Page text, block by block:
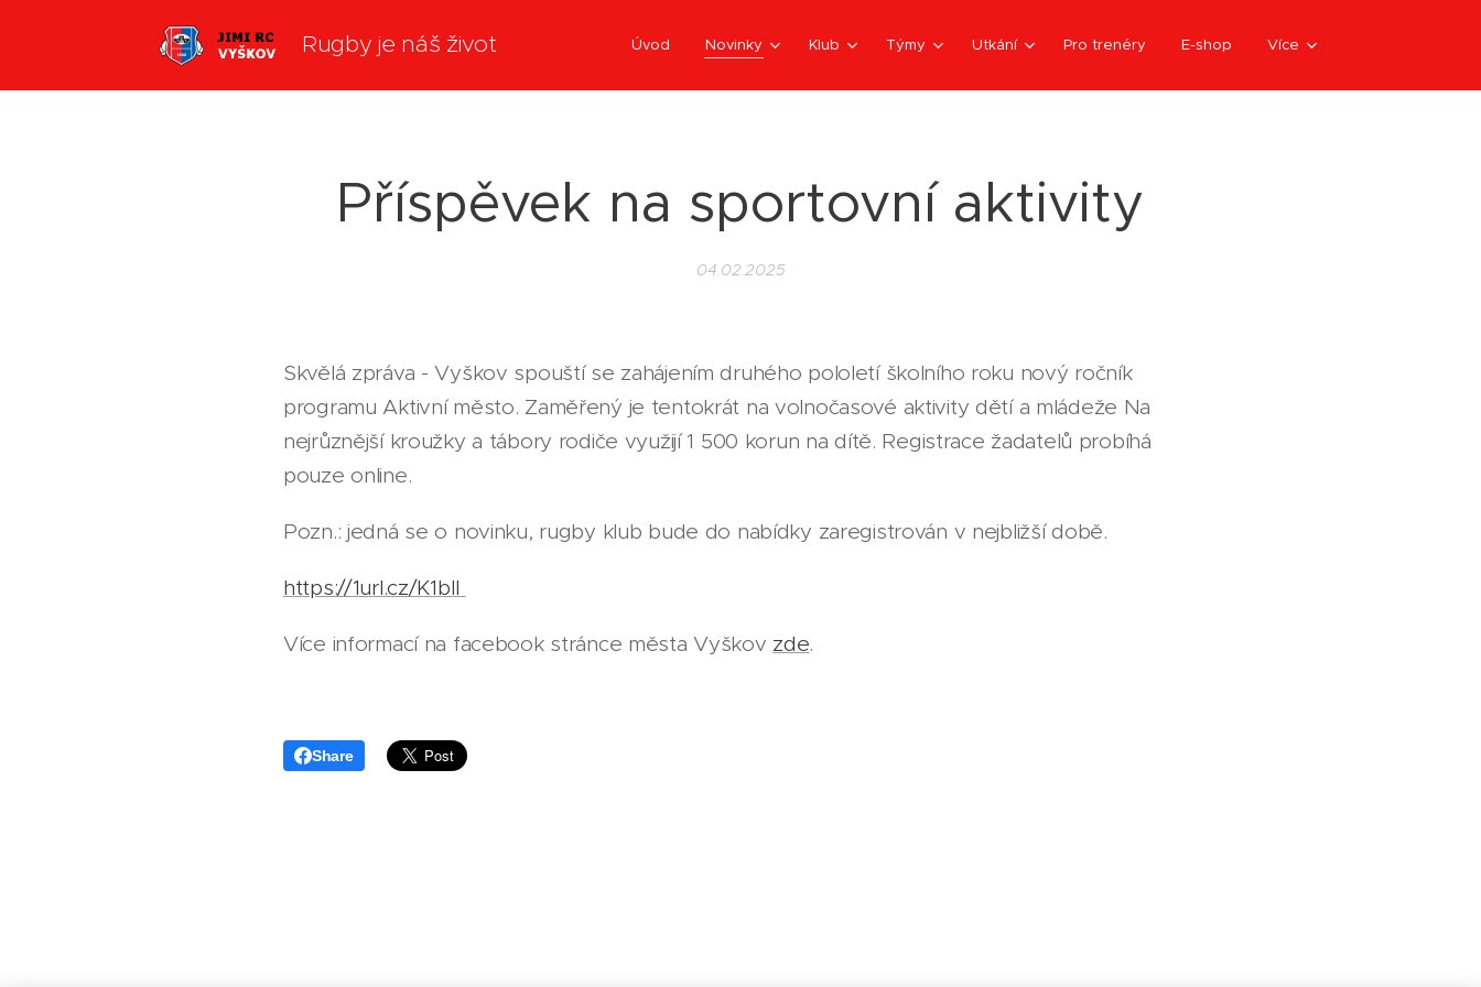
Rugby je náš život Úvod Novinky Klub Týmy Utkání Pro trenéry E-shop Více
Příspěvek na sportovní aktivity
04.02.2025
Skvělá zpráva - Vyškov spouští se zahájením druhého pololetí školního roku nový ročník
programu Aktivní město. Zaměřený je tentokrát na volnočasové aktivity dětí a mládeže Na
nejrůznější kroužky a tábory rodiče využijí 1 500 korun na dítě. Registrace žadatelů probíhá
pouze online.
Pozn.: jedná se o novinku, rugby klub bude do nabídky zaregistrován v nejbližší době.
https://1url.cz/K1bIl
Více informací na facebook stránce města Vyškov zde.
Share